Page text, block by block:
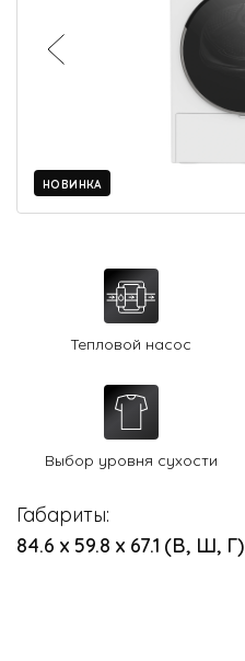
Микроволновые печи
Малая бытовая техника
Где купить
8 800 3333 887
НОВИНКА
Тепловой насос
Выбор уровня сухости
Габариты:
84.6 х 59.8 х 67.1 (В, Ш, Г)